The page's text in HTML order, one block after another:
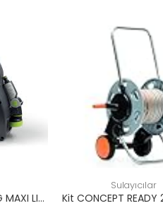
HOSE REEL AQUABAG MAXI LIME
Sulayıcılar